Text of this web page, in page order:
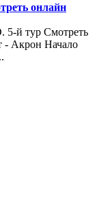
онлайн
5-й тур Смотреть
- Акрон Начало